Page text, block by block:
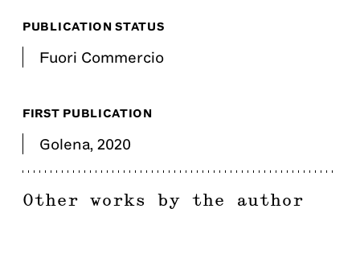
PUBLICATION STATUS
Fuori Commercio
FIRST PUBLICATION
Golena, 2020
Other works by the author